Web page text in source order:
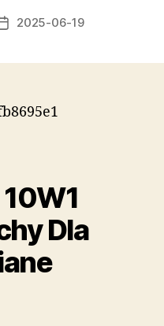
Data2025-06-19
Dla